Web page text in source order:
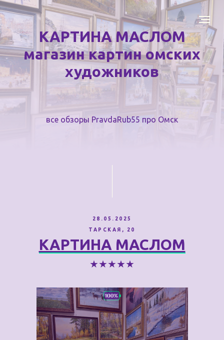
КАРТИНА МАСЛОМ
магазин картин омских
художников
все обзоры PravdaRub55 про Омск
28.05.2025
ТАРСКАЯ, 20
КАРТИНА МАСЛОМ
★★★★★